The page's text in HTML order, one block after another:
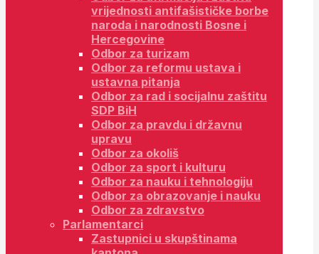
vrijednosti antifašističke borbe
naroda i narodnosti Bosne i
Hercegovine
Odbor za turizam
Odbor za reformu ustava i
ustavna pitanja
Odbor za rad i socijalnu zaštitu
SDP BiH
Odbor za pravdu i državnu
upravu
Odbor za okoliš
Odbor za sport i kulturu
Odbor za nauku i tehnologiju
Odbor za obrazovanje i nauku
Odbor za zdravstvo
Parlamentarci
Zastupnici u skupštinama